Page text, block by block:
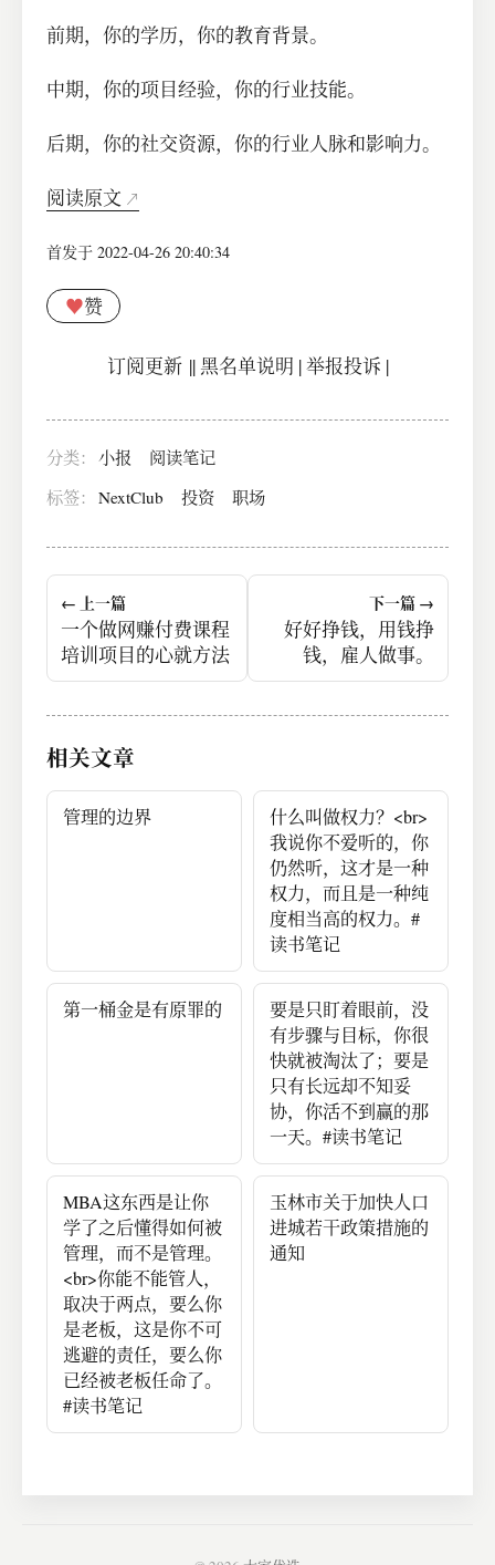
前期，你的学历，你的教育背景。
中期，你的项目经验，你的行业技能。
后期，你的社交资源，你的行业人脉和影响力。
阅读原文
首发于 2022-04-26 20:40:34
♥赞
订阅更新||黑名单说明 |举报投诉 |
分类： 小报
阅读笔记
标签： NextClub 投资 职场
← 上一篇
一个做网赚付费课程
培训项目的心就方法
下一篇 →
好好挣钱，用钱挣
钱，雇人做事。
相关文章
管理的边界
什么叫做权力？<br>
我说你不爱听的，你
仍然听，这才是一种
权力，而且是一种纯
度相当高的权力。#
读书笔记
第一桶金是有原罪的
要是只盯着眼前，没
有步骤与目标，你很
快就被淘汰了；要是
只有长远却不知妥
协，你活不到赢的那
一天。#读书笔记
MBA这东西是让你
学了之后懂得如何被
管理，而不是管理。
<br>你能不能管人，
取决于两点，要么你
是老板，这是你不可
逃避的责任，要么你
已经被老板任命了。
#读书笔记
玉林市关于加快人口
进城若干政策措施的
通知